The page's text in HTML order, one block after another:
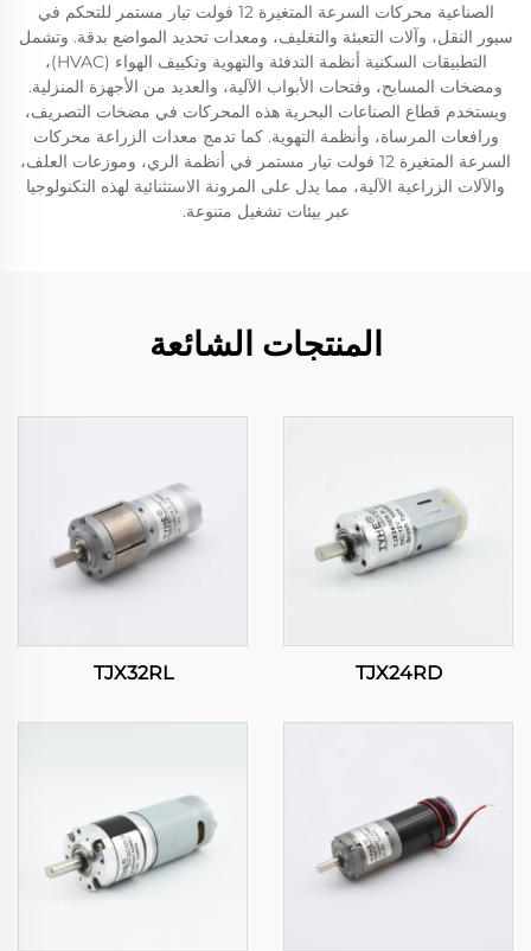
الصناعية محركات السرعة المتغيرة 12 فولت تيار مستمر للتحكم في
سيور النقل، وآلات التعبئة والتغليف، ومعدات تحديد المواضع بدقة. وتشمل
التطبيقات السكنية أنظمة التدفئة والتهوية وتكييف الهواء (HVAC)،
ومضخات المسابح، وفتحات الأبواب الآلية، والعديد من الأجهزة المنزلية.
ويستخدم قطاع الصناعات البحرية هذه المحركات في مضخات التصريف،
ورافعات المرساة، وأنظمة التهوية. كما تدمج معدات الزراعة محركات
السرعة المتغيرة 12 فولت تيار مستمر في أنظمة الري، وموزعات العلف،
والآلات الزراعية الآلية، مما يدل على المرونة الاستثنائية لهذه التكنولوجيا
عبر بيئات تشغيل متنوعة.
المنتجات الشائعة
TJX24RD
TJX32RL